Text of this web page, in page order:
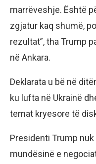
marrëveshje. Është
zgjatur kaq shumë,
rezultat”, tha Trump
në Ankara.
Deklarata u bë në
ku lufta në Ukrainë
temat kryesore të
Presidenti Trump
mundësinë e